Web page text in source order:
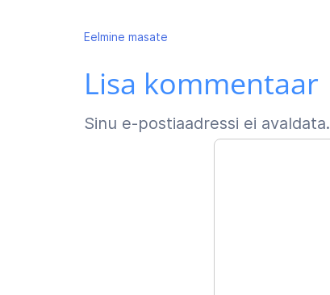
Navigeerimine
Eelmine masate
Lisa kommentaar
Sinu e-postiaadressi ei avaldata.